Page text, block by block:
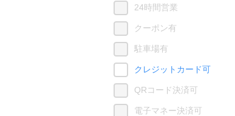
24時間営業
クーポン有
駐車場有
クレジットカード可
QRコード決済可
電子マネー決済可